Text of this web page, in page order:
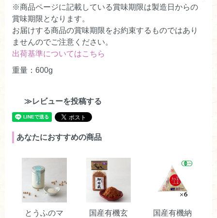
※商品ページに記載している賞味期限は製造日からの
賞味期限となります。
お届けする商品の賞味期限をお約束するものではあり
ませんのでご注意ください。
出荷基準についてはこちら
重量：600g
≫レビューを投稿する
あなたにおすすめの商品
とうふのマ
国産有機玄
国産有機納